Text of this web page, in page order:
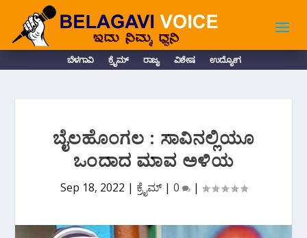
ಬೆಳಗಾವಿ ಕ್ರೈಮ್ ರಾಜ್ಯ ವಿಶೇಷ ಉದ್ಯೋಗ
ಬೈಲಹೊಂಗಲ : ಸಾವಿನಲ್ಲಿಯೂ
ಒಂದಾದ ಮಾವ ಅಳಿಯ
Sep 18, 2022 | ಕ್ರೈಮ್| 0 |